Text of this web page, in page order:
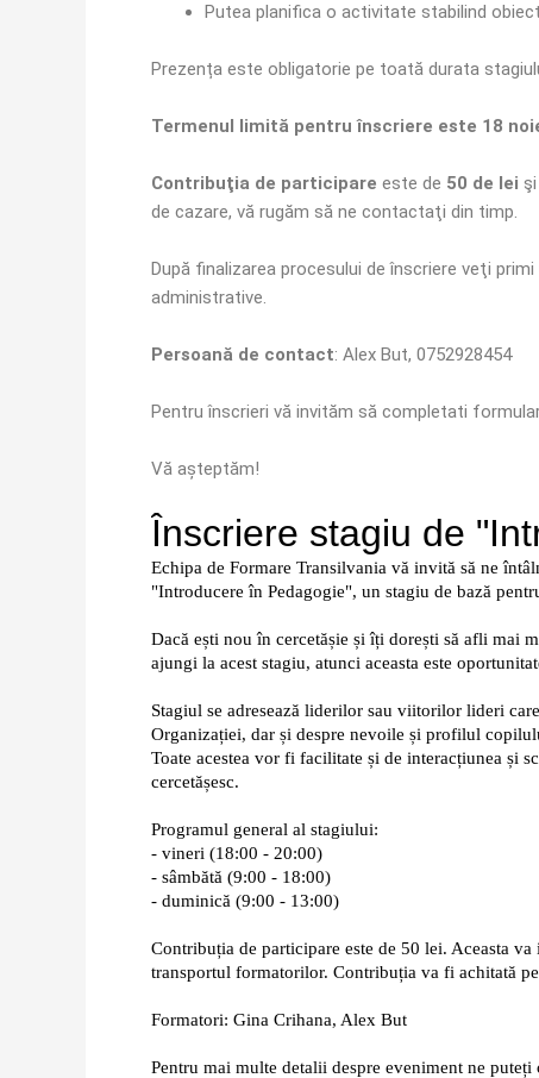
Putea planifica o activitate stabilind
Prezența este obligatorie pe toată durata
Termenul limită pentru înscriere este 18
Contribuţia de participare este de 50 de lei
de cazare, vă rugăm să ne contactaţi din timp.
După finalizarea procesului de înscriere veţi
administrative.
Persoană de contact: Alex But, 0752928454
Pentru înscrieri vă invităm să completati
Vă așteptăm!